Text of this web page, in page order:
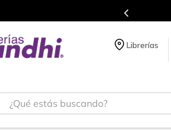
Librerías
¿Qué estás buscando?